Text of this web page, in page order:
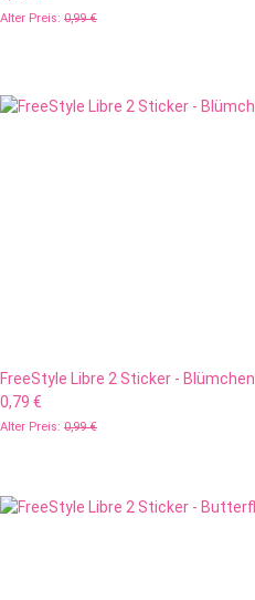
Alter Preis: 0,99 €
FreeStyle Libre 2 Sticker - Blümchen
0,79 €
Alter Preis: 0,99 €